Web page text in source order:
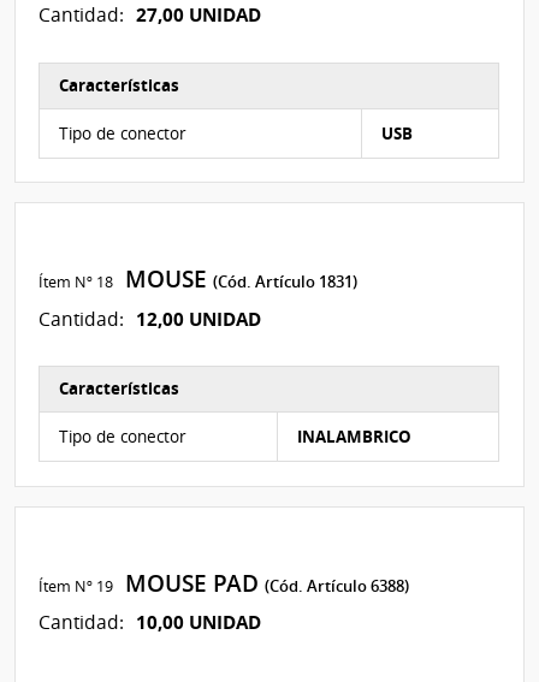
Cantidad: 27,00 UNIDAD
Características
Tipo de conector USB
Ítem Nº 18 MOUSE(Cód. Artículo 1831)
Cantidad: 12,00 UNIDAD
Características
Tipo de conector INALAMBRICO
Ítem Nº 19 MOUSE PAD(Cód. Artículo 6388)
Cantidad: 10,00 UNIDAD